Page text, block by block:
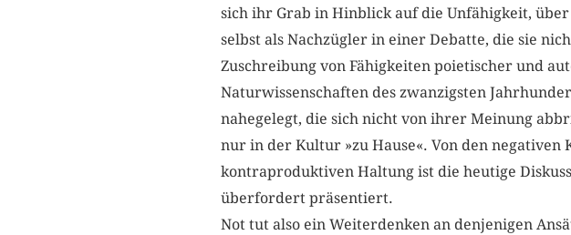
sich ihr Grab in Hinblick auf die Unfähigkeit,
selbst als Nachzügler in einer Debatte, die sie
Zuschreibung von Fähigkeiten poietischer und
Naturwissenschaften des zwanzigsten
nahegelegt, die sich nicht von ihrer Meinung
nur in der Kultur »zu Hause«. Von den
kontraproduktiven Haltung ist die heutige
überfordert präsentiert.
Not tut also ein Weiterdenken an denjenigen